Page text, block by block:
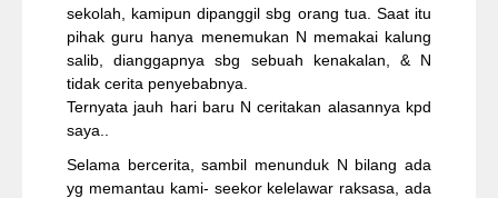
sekolah, kamipun dipanggil sbg orang tua. Saat itu
pihak guru hanya menemukan N memakai kalung
salib, dianggapnya sbg sebuah kenakalan, & N
tidak cerita penyebabnya.
Ternyata jauh hari baru N ceritakan alasannya kpd
saya..
Selama bercerita, sambil menunduk N bilang ada
yg memantau kami- seekor kelelawar raksasa, ada